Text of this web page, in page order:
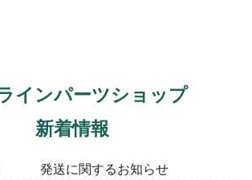
福井自動車）
インパーツショップ
新着情報
発送に関するお知らせ